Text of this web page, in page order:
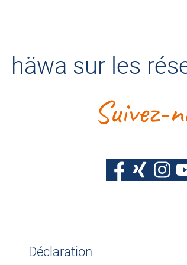
häwa sur les
Suivez-
Déclaration